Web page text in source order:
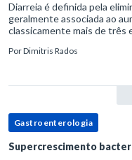
Diarreia é definida pela
geralmente associada ao
classicamente mais de três
PorDimitris Rados
Gastroenterologia
Supercrescimento